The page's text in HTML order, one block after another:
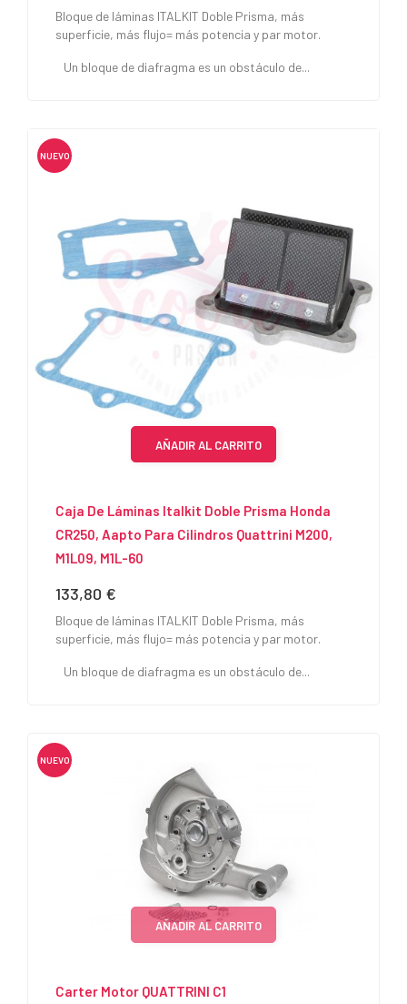
Bloque de láminas ITALKIT Doble Prisma, más
superficie, más flujo= más potencia y par motor.
Un bloque de diafragma es un obstáculo de...
NUEVO
AÑADIR AL CARRITO
Caja De Láminas Italkit Doble Prisma Honda
CR250, Aapto Para Cilindros Quattrini M200,
M1L09, M1L-60
Precio
133,80 €
Bloque de láminas ITALKIT Doble Prisma, más
superficie, más flujo= más potencia y par motor.
Un bloque de diafragma es un obstáculo de...
NUEVO
AÑADIR AL CARRITO
Carter Motor QUATTRINI C1